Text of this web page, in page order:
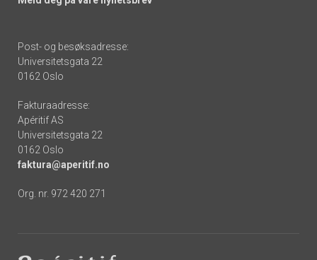
Post- og besøksadresse:
Universitetsgata 22
0162 Oslo
Fakturaadresse:
Apéritif AS
Universitetsgata 22
0162 Oslo
faktura@aperitif.no
Org. nr. 972 420 271